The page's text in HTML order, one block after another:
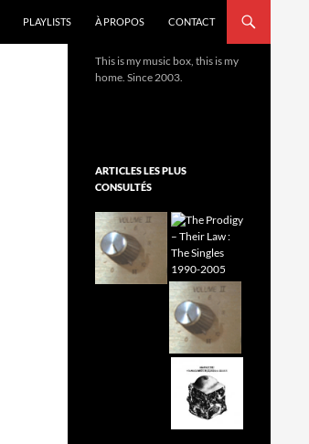
PLAYLISTS À PROPOS CONTACT
This is my music box, this is my
home. Since 2003.
ARTICLES LES PLUS
CONSULTÉS